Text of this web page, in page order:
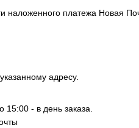
наложенного платежа Новая
адресу.
15:00 - в день заказа.